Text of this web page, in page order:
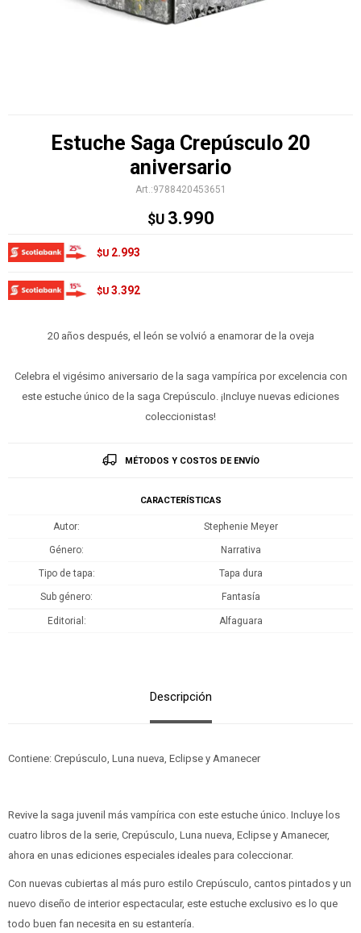
Estuche Saga Crepúsculo 20
aniversario
9788420453651
$U 3.990
$U 2.993
$U 3.392
20 años después, el león se volvió a enamorar de la oveja
Celebra el vigésimo aniversario de la saga vampírica por excelencia con
este estuche único de la saga Crepúsculo. ¡Incluye nuevas ediciones
coleccionistas!
MÉTODOS Y COSTOS DE ENVÍO
CARACTERÍSTICAS
Autor Stephenie Meyer
Género Narrativa
Tipo de tapa Tapa dura
Sub género Fantasía
Editorial Alfaguara
Descripción
Contiene: Crepúsculo, Luna nueva, Eclipse y Amanecer
Revive la saga juvenil más vampírica con este estuche único. Incluye los
cuatro libros de la serie, Crepúsculo, Luna nueva, Eclipse y Amanecer,
ahora en unas ediciones especiales ideales para coleccionar.
Con nuevas cubiertas al más puro estilo Crepúsculo, cantos pintados y un
nuevo diseño de interior espectacular, este estuche exclusivo es lo que
todo buen fan necesita en su estantería.